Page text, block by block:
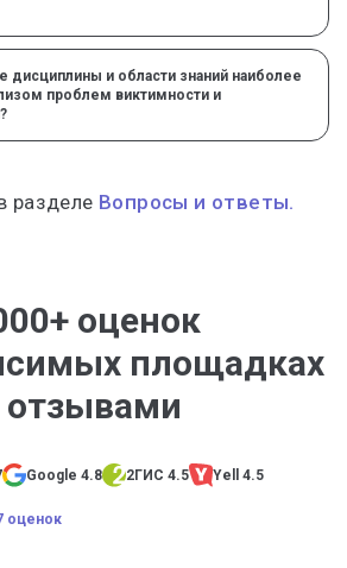
дисциплины и области знаний наиболее
проблем виктимности и
разделе Вопросы и ответы.
оценок
площадках
отзывами
Google 4.8 2ГИС 4.5 Yell 4.5
оценок